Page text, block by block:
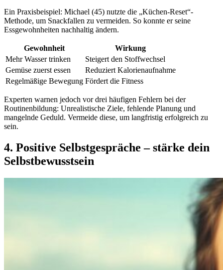
Ein Praxisbeispiel: Michael (45) nutzte die „Küchen-Reset“-
Methode, um Snackfallen zu vermeiden. So konnte er seine
Essgewohnheiten nachhaltig ändern.
Gewohnheit
Wirkung
Mehr Wasser trinken
Steigert den Stoffwechsel
Gemüse zuerst essen
Reduziert Kalorienaufnahme
Regelmäßige Bewegung Fördert die Fitness
Experten warnen jedoch vor drei häufigen Fehlern bei der
Routinenbildung: Unrealistische Ziele, fehlende Planung und
mangelnde Geduld. Vermeide diese, um langfristig erfolgreich zu
sein.
4. Positive Selbstgespräche – stärke dein
Selbstbewusstsein